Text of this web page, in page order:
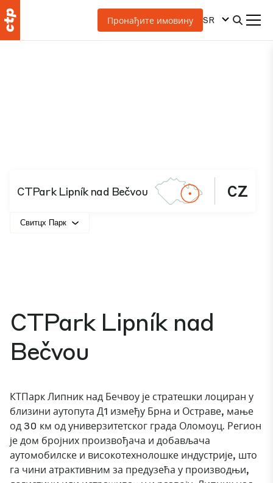
Пронађите имовину SR
CTPark Lipník nad Bečvou CZ
Свитцх Парк
CTPark Lipník nad
Bečvou
КТПарк Липник над Бечвоу је стратешки лоциран у
близини аутопута Д1 између Брна и Остраве, мање
од 30 км од универзитетског града Оломоуц. Регион
је дом бројних произвођача и добављача
аутомобилске и високотехнолошке индустрије, што
га чини атрактивним за предузећа у производњи,